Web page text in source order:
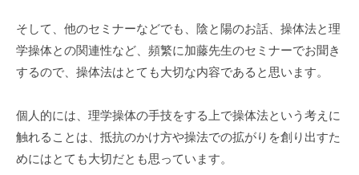
そして、他のセミナーなどでも、陰と陽のお話、操体法と理
学操体との関連性など、頻繁に加藤先生のセミナーでお聞き
するので、操体法はとても大切な内容であると思います。
個人的には、理学操体の手技をする上で操体法という考えに
触れることは、抵抗のかけ方や操法での拡がりを創り出すた
めにはとても大切だとも思っています。